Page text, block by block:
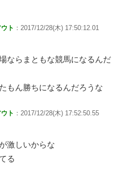
ト ：2017/12/28(木) 17:50:12.01
ならまともな競馬になるんだ
もん勝ちになるんだろうな
ト ：2017/12/28(木) 17:52:50.55
激しいからな
る